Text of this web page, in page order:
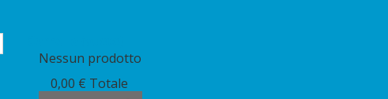
Nessun prodotto
0,00 € Totale